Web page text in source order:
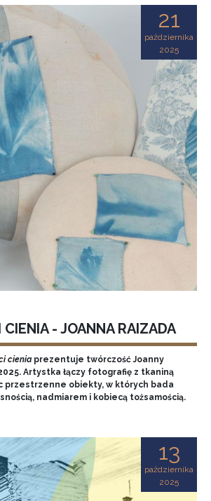
21
października
2025
- JOANNA RAIZADA
cieniaprezentuje twórczość Joanny
Artystka łączy fotografię z tkaniną
przestrzenne obiekty, w których bada
nadmiarem i kobiecą tożsamością.
13
października
2025